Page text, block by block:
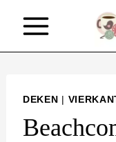
DEKEN |